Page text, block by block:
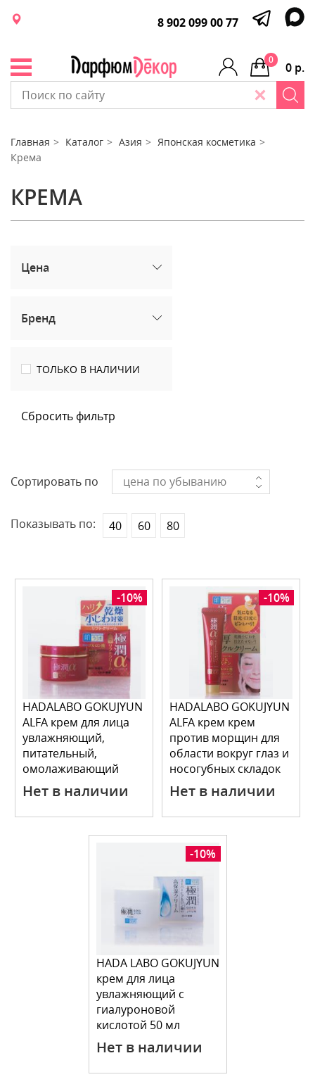
8 902 099 00 77
0 р.
0
Главная Каталог Азия
Японская косметика
Крема
КРЕМА
Цена
Бренд
ТОЛЬКО В НАЛИЧИИ
Сбросить фильтр
Сортировать по цена по убыванию
Показывать по: 40 60 80
-10%
HADALABO GOKUJYUN
ALFA крем для лица
увлажняющий,
питательный,
омолаживающий
уход 50 мл
Нет в наличии
-10%
HADALABO GOKUJYUN
ALFA крем крем
против морщин для
области вокруг глаз и
носогубных складок
30 мл
Нет в наличии
-10%
HADA LABO GOKUJYUN
крем для лица
увлажняющий с
гиалуроновой
кислотой 50 мл
Нет в наличии